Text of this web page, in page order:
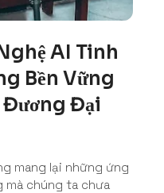
AI Tinh
Bền Vững
Đương Đại
mang lại những ứng
mà chúng ta chưa